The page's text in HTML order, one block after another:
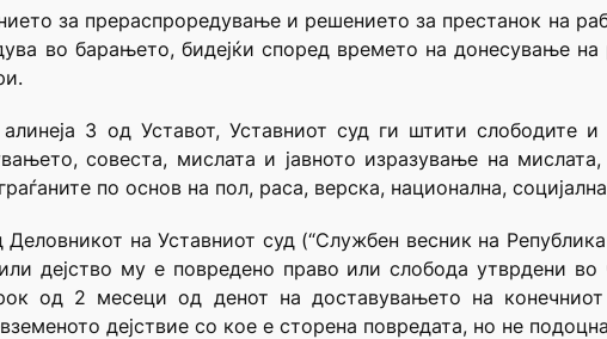
за прераспроредување и решението за престанок на
во барањето, бидејќи според времето на донесување
3 од Уставот, Уставниот суд ги штити слободите
совеста, мислата и јавното изразување на
по основ на пол, раса, верска, национална,
Деловникот на Уставниот суд (“Службен весник на
дејство му е повредено право или слобода утврдени
од 2 месеци од денот на доставувањето на
дејствие со кое е сторена повредата, но не